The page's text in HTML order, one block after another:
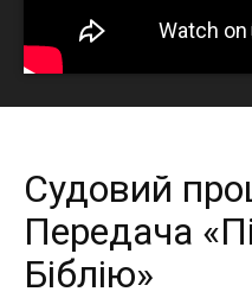
Судовий
Передача
Біблію»